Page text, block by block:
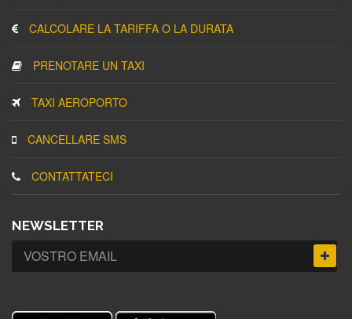
CALCOLARE LA TARIFFA O LA DURATA
PRENOTARE UN TAXI
TAXI AEROPORTO
CANCELLARE SMS
CONTATTATECI
NEWSLETTER